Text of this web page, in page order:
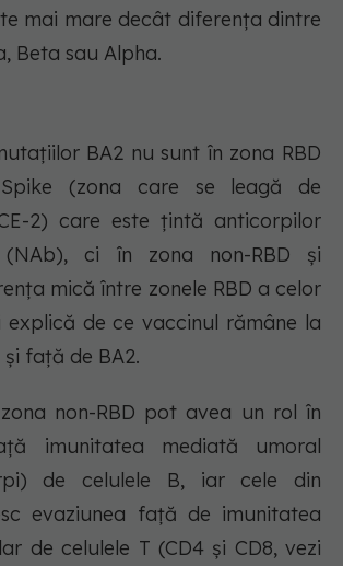
mai mare decât diferența dintre
Beta sau Alpha.
BA2 nu sunt în zona RBD
(zona care se leagă de
2) care este țintă anticorpilor
(NAb), ci în zona non-RBD și
mică între zonele RBD a celor
explică de ce vaccinul rămâne la
față de BA2.
non-RBD pot avea un rol în
imunitatea mediată umoral
de celulele B, iar cele din
evaziunea față de imunitatea
de celulele T (CD4 și CD8, vezi